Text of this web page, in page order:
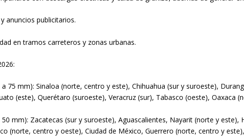
anuncios publicitarios.
en tramos carreteros y zonas urbanas.
75 mm): Sinaloa (norte, centro y este), Chihuahua (sur y suroeste),
(este), Querétaro (suroeste), Veracruz (sur), Tabasco (oeste), Oaxaca
mm): Zacatecas (sur y suroeste), Aguascalientes, Nayarit (norte y
(norte, centro y oeste), Ciudad de México, Guerrero (norte, centro y